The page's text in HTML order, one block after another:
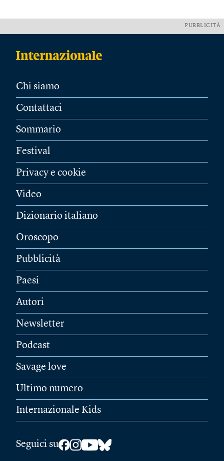
PUBBLICITÀ
Chi siamo
Contattaci
Sommario
Festival
Privacy e cookie
Video
Dizionario italiano
Oroscopo
Pubblicità
Paesi
Autori
Newsletter
Podcast
Savage love
Ultimo numero
Internazionale Kids
Seguici su